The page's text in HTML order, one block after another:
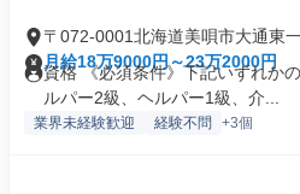
〒072-0001北海道美唄市大通東
月給18万9000円～23万2000円
資格 《必須条件》下記いずれか
ルパー2級、ヘルパー1級、介...
業界未経験歓迎 経験不問 +3個